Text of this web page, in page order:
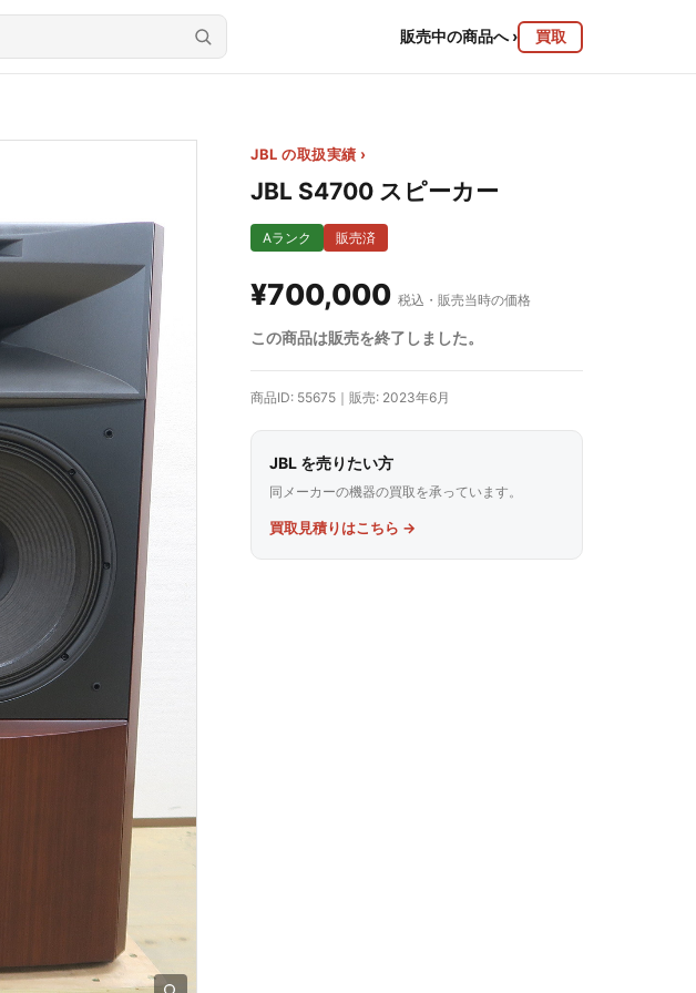
販売中の商品へ› 買取
JBL の取扱実績 ›
JBL S4700 スピーカー
販売済
Aランク
¥700,000 税込・販売当時の価格
この商品は販売を終了しました。
商品ID: 55675｜販売: 2023年6月
JBL を売りたい方
同メーカーの機器の買取を承っています。
買取見積りはこちら →